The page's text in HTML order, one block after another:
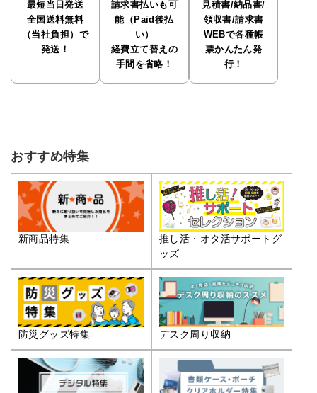
最短当日発送
全国送料無料
（当社負担）で
発送！
請求書払いも可
能（Paid後払
い）
経費立て替えの
手間を省略！
見積書/納品書/
領収書/請求書
WEBで各種帳
票かんたん発
行！
おすすめ特集
新商品特集
推し活・オタ活サポートグ
ッズ
防災グッズ特集 デスク周り収納